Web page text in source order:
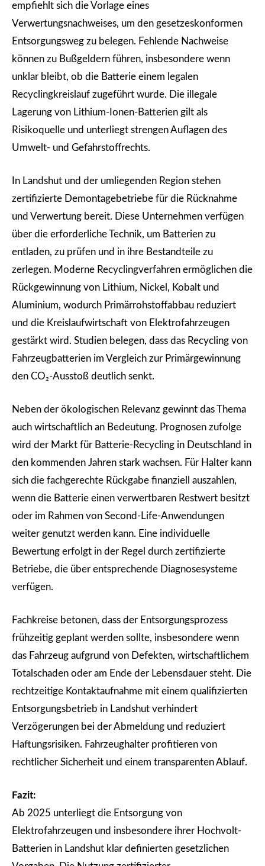
empfiehlt sich die Vorlage eines
Verwertungsnachweises, um den gesetzeskonformen
Entsorgungsweg zu belegen. Fehlende Nachweise
können zu Bußgeldern führen, insbesondere wenn
unklar bleibt, ob die Batterie einem legalen
Recyclingkreislauf zugeführt wurde. Die illegale
Lagerung von Lithium-Ionen-Batterien gilt als
Risikoquelle und unterliegt strengen Auflagen des
Umwelt- und Gefahrstoffrechts.
In Landshut und der umliegenden Region stehen
zertifizierte Demontagebetriebe für die Rücknahme
und Verwertung bereit. Diese Unternehmen verfügen
über die erforderliche Technik, um Batterien zu
entladen, zu prüfen und in ihre Bestandteile zu
zerlegen. Moderne Recyclingverfahren ermöglichen die
Rückgewinnung von Lithium, Nickel, Kobalt und
Aluminium, wodurch Primärrohstoffabbau reduziert
und die Kreislaufwirtschaft von Elektrofahrzeugen
gestärkt wird. Studien belegen, dass das Recycling von
Fahrzeugbatterien im Vergleich zur Primärgewinnung
den CO₂-Ausstoß deutlich senkt.
Neben der ökologischen Relevanz gewinnt das Thema
auch wirtschaftlich an Bedeutung. Prognosen zufolge
wird der Markt für Batterie-Recycling in Deutschland in
den kommenden Jahren stark wachsen. Für Halter kann
sich die fachgerechte Rückgabe finanziell auszahlen,
wenn die Batterie einen verwertbaren Restwert besitzt
oder im Rahmen von Second-Life-Anwendungen
weiter genutzt werden kann. Eine individuelle
Bewertung erfolgt in der Regel durch zertifizierte
Betriebe, die über entsprechende Diagnosesysteme
verfügen.
Fachkreise betonen, dass der Entsorgungsprozess
frühzeitig geplant werden sollte, insbesondere wenn
das Fahrzeug aufgrund von Defekten, wirtschaftlichem
Totalschaden oder am Ende der Lebensdauer steht. Die
rechtzeitige Kontaktaufnahme mit einem qualifizierten
Entsorgungsbetrieb in Landshut verhindert
Verzögerungen bei der Abmeldung und reduziert
Haftungsrisiken. Fahrzeughalter profitieren von
rechtlicher Sicherheit und einem transparenten Ablauf.
Fazit:
Ab 2025 unterliegt die Entsorgung von
Elektrofahrzeugen und insbesondere ihrer Hochvolt-
Batterien in Landshut klar definierten gesetzlichen